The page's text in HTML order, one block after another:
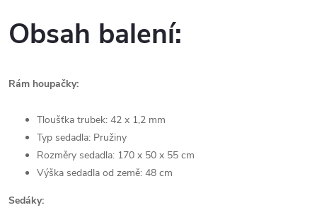
Obsah balení:
Rám houpačky:
Tloušťka trubek: 42 x 1,2 mm
Typ sedadla: Pružiny
Rozměry sedadla: 170 x 50 x 55 cm
Výška sedadla od země: 48 cm
Sedáky: